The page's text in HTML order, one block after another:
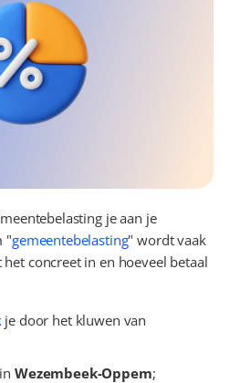
je aan je
"gemeentebelasting" wordt vaak
concreet in en hoeveel betaal
je door het kluwen van
Wezembeek-Oppem;